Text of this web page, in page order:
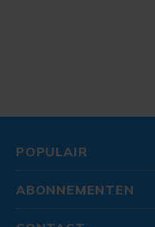
POPULAIR
ABONNEMENTEN